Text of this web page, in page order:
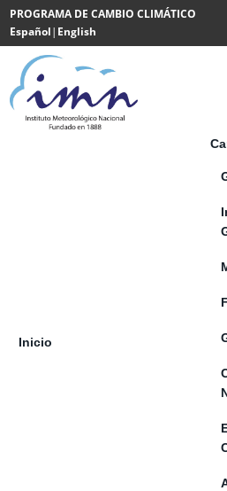
Saltar al contenido
PROGRAMA DE CAMBIO CLIMÁTICO
Español| English
Powered
by
Translate
Inicio